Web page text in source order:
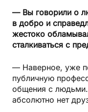
— Вы говорили о
в добро и
жестоко
сталкиваться с
— Наверное, уже
публичную
общения с
абсолютно нет